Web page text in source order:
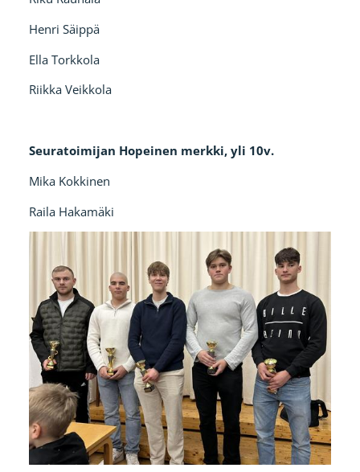
Henri Säippä
Ella Torkkola
Riikka Veikkola
Seuratoimijan Hopeinen merkki, yli 10v.
Mika Kokkinen
Raila Hakamäki